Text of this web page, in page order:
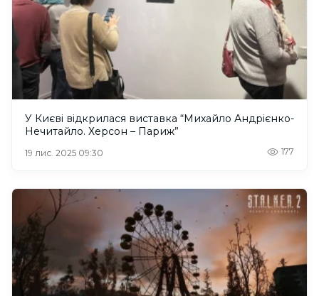
У Києві відкрилася виставка “Михайло Андрієнко-
Нечитайло. Херсон – Париж”
19 лис. 2025 09:30 177